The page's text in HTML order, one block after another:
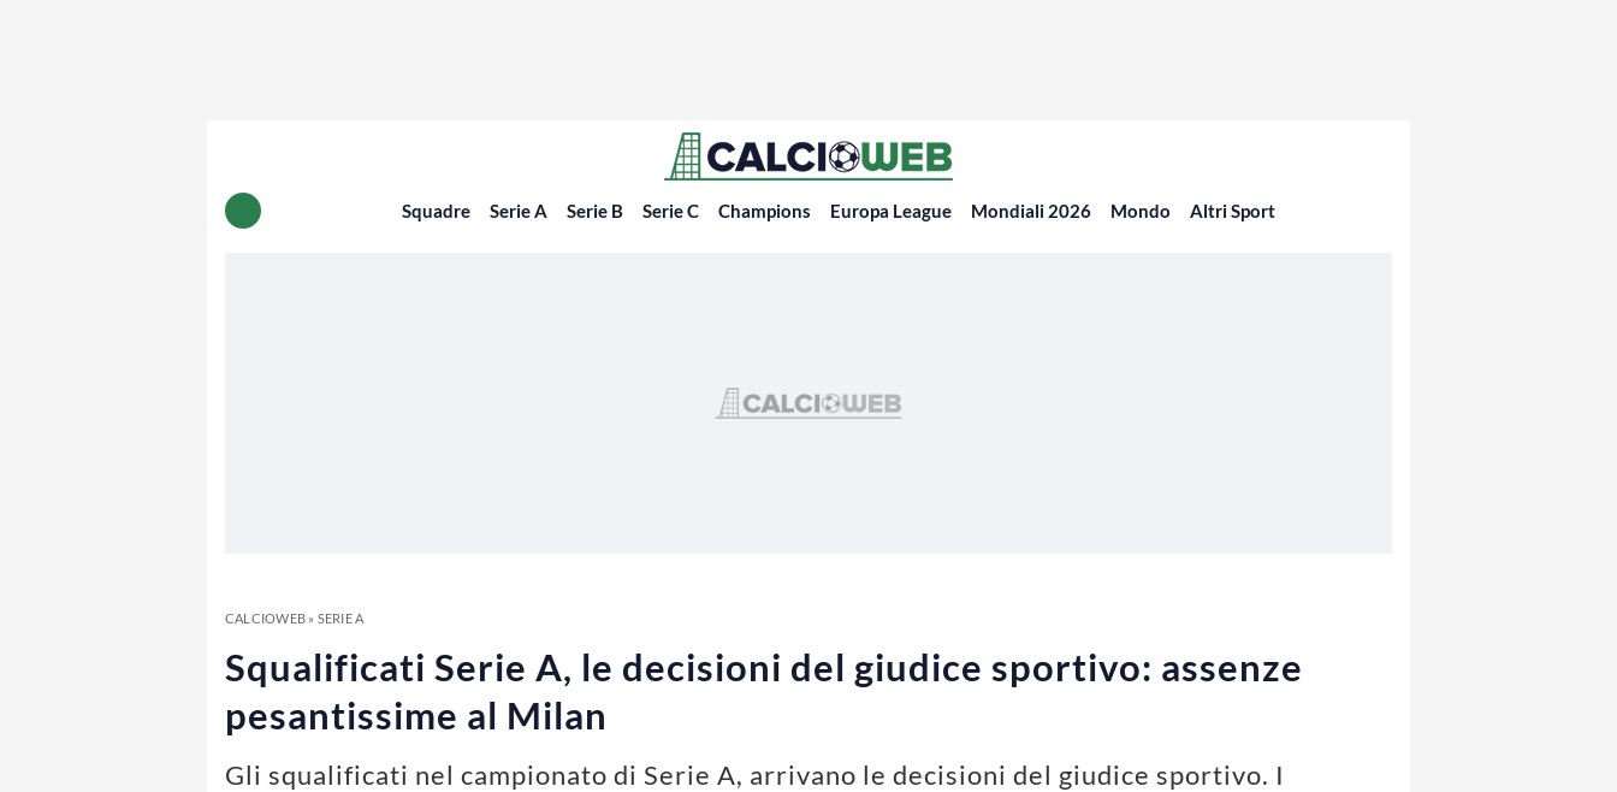
Squadre Serie A Serie B Serie C Champions Europa League Mondiali 2026 Mondo Altri Sport
CALCIOWEB» SERIE A
Squalificati Serie A, le decisioni del giudice sportivo: assenze
pesantissime al Milan
Gli squalificati nel campionato di Serie A, arrivano le decisioni del giudice sportivo. I